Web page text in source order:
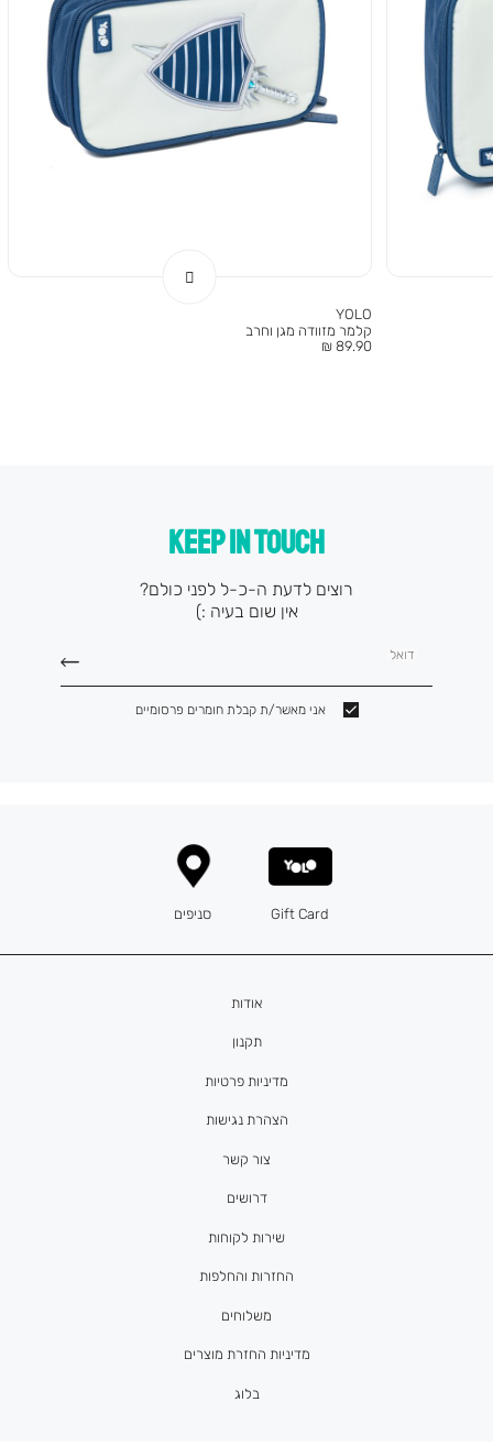
YOLO
קלמר מזוודה מגן וחרב
מחיר
89.90 ₪
KEEP IN TOUCH
רוצים לדעת ה-כ-ל לפני כולם?
אין שום בעיה :)
דואל
אני מאשר/ת קבלת חומרים פרסומיים
אודות
תקנון
מדיניות פרטיות
הצהרת נגישות
צור קשר
דרושים
Gift Card סניפים
שירות לקוחות
החזרות והחלפות
משלוחים
מדיניות החזרת מוצרים
בלוג